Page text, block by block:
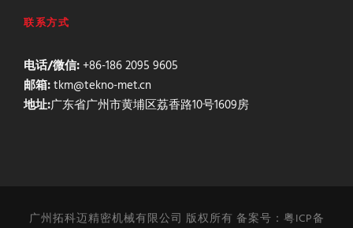
联系方式
电话/微信:+86-186 2095 9605
邮箱:tkm@tekno-met.cn
地址:广东省广州市黄埔区荔香路10号1609房
广州拓科迈精密机械有限公司 版权所有 备案号：粤ICP备